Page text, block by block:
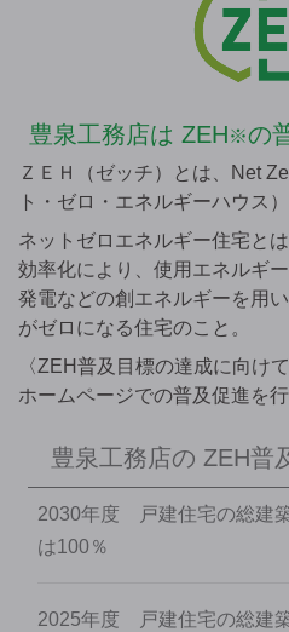
豊泉工務店は ZEH※の
ＺＥＨ（ゼッチ）とは、Net
ト・ゼロ・エネルギーハウス）
ネットゼロエネルギー住宅と
効率化により、使用エネルギ
発電などの創エネルギーを用
がゼロになる住宅のこと。
〈ZEH普及目標の達成に向けて
ホームページでの普及促進を
豊泉工務店の ZEH普
2030年度 戸建住宅の総建
は100％
2025年度 戸建住宅の総建